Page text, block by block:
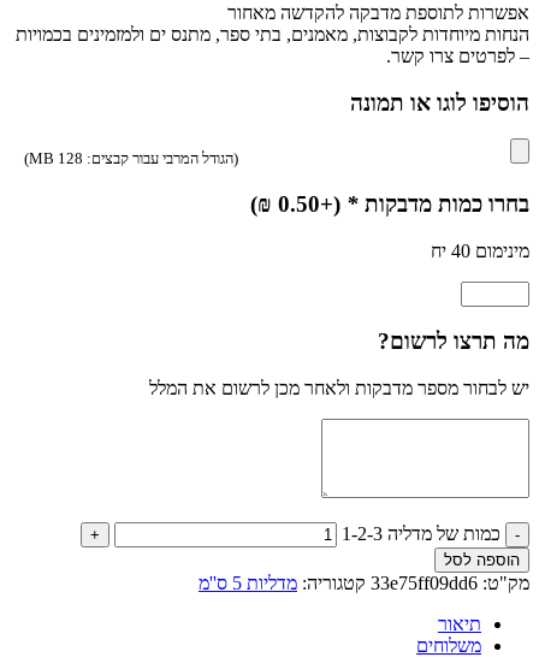
אפשרות לתוספת מדבקה להקדשה מאחור
הנחות מיוחדות לקבוצות, מאמנים, בתי ספר, מתנס ים ולמזמינים בכמויות
– לפרטים צרו קשר.
הוסיפו לוגו או תמונה
(הגודל המרבי עבור קבצים: 128 MB)
בחרו כמות מדבקות *
(+
0.50
₪
)
מינימום 40 יח
מה תרצו לרשום?
יש לבחור מספר מדבקות ולאחר מכן לרשום את המלל
כמות של מדליה 1-2-3
הוספה לסל
מק"ט: 33e75ff09dd6 קטגוריה: מדליות 5 ס''מ
תיאור
משלוחים